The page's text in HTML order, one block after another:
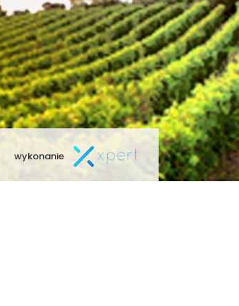
wykonanie